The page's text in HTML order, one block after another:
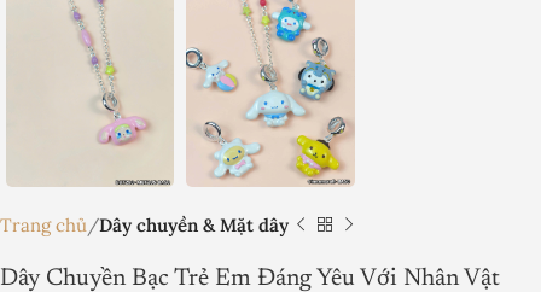
Trang chủ Dây chuyền & Mặt dây
Dây Chuyền Bạc Trẻ Em Đáng Yêu Với Nhân Vật